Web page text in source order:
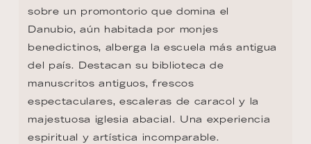
sobre un promontorio que domina el
Danubio, aún habitada por monjes
benedictinos, alberga la escuela más antigua
del país. Destacan su biblioteca de
manuscritos antiguos, frescos
espectaculares, escaleras de caracol y la
majestuosa iglesia abacial. Una experiencia
espiritual y artística incomparable.